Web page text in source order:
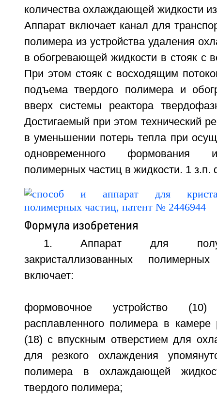
количества охлаждающей жидкости
Аппарат включает канал для
полимера из устройства удаления
в обогревающей жидкости в стояк с
При этом стояк с восходящим
подъема твердого полимера и
вверх системы реактора
Достигаемый при этом технический
в уменьшении потерь тепла при
одновременного формования
полимерных частиц в жидкости. 1
Формула изобретения
1. Аппарат для
закристаллизованных
включает:
формовочное устройство
расплавленного полимера в камере
(18) с впускным отверстием для
для резкого охлаждения
полимера в охлаждающей
твердого полимера;